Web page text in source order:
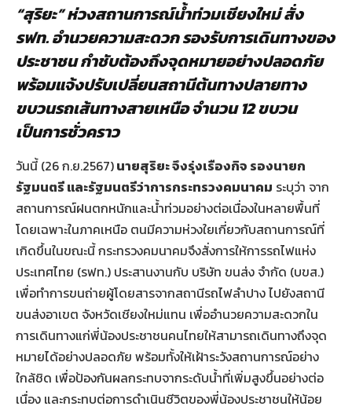
“สุริยะ” ห่วงสถานการณ์น้ำท่วมเชียงใหม่ สั่ง
รฟท. อำนวยความสะดวก รองรับการเดินทางของ
ประชาชน กำชับต้องถึงจุดหมายอย่างปลอดภัย
พร้อมแจ้งปรับเปลี่ยนสถานีต้นทางปลายทาง
ขบวนรถเส้นทางสายเหนือ จำนวน 12 ขบวน
เป็นการชั่วคราว
วันนี้ (26 ก.ย.2567)นายสุริยะ จึงรุ่งเรืองกิจ รองนายก
รัฐมนตรี และรัฐมนตรีว่าการกระทรวงคมนาคม ระบุว่า จาก
สถานการณ์ฝนตกหนักและน้ำท่วมอย่างต่อเนื่องในหลายพื้นที่
โดยเฉพาะในภาคเหนือ ตนมีความห่วงใยเกี่ยวกับสถานการณ์ที่
เกิดขึ้นในขณะนี้ กระทรวงคมนาคมจึงสั่งการให้การรถไฟแห่ง
ประเทศไทย (รฟท.) ประสานงานกับ บริษัท ขนส่ง จำกัด (บขส.)
เพื่อทำการขนถ่ายผู้โดยสารจากสถานีรถไฟลำปาง ไปยังสถานี
ขนส่งอาเขต จังหวัดเชียงใหม่แทน เพื่ออำนวยความสะดวกใน
การเดินทางแก่พี่น้องประชาชนคนไทยให้สามารถเดินทางถึงจุด
หมายได้อย่างปลอดภัย พร้อมทั้งให้เฝ้าระวังสถานการณ์อย่าง
ใกล้ชิด เพื่อป้องกันผลกระทบจากระดับน้ำที่เพิ่มสูงขึ้นอย่างต่อ
เนื่อง และกระทบต่อการดำเนินชีวิตของพี่น้องประชาชนให้น้อย